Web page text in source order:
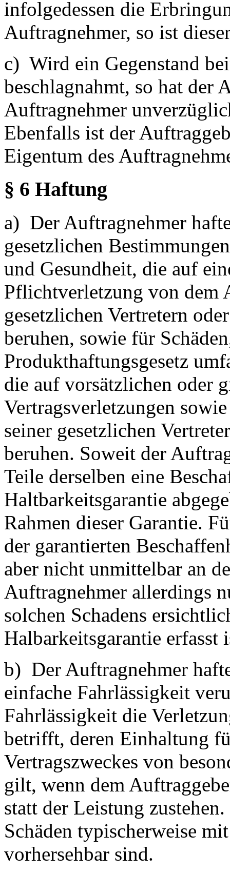
infolgedessen die
Auftragnehmer, so ist
c) Wird ein Gegenstand
beschlagnahmt, so hat der
Auftragnehmer
Ebenfalls ist der
Eigentum des
§ 6 Haftung
a) Der Auftragnehmer
gesetzlichen
und Gesundheit, die auf
Pflichtverletzung von dem
gesetzlichen Vertretern
beruhen, sowie für
Produkthaftungsgesetz
die auf vorsätzlichen oder
Vertragsverletzungen
seiner gesetzlichen
beruhen. Soweit der
Teile derselben eine
Haltbarkeitsgarantie
Rahmen dieser Garantie.
der garantierten
aber nicht unmittelbar an
Auftragnehmer allerdings
solchen Schadens
Halbarkeitsgarantie erfasst
b) Der Auftragnehmer
einfache Fahrlässigkeit
Fahrlässigkeit die
betrifft, deren Einhaltung
Vertragszweckes von
gilt, wenn dem
statt der Leistung
Schäden typischerweise
vorhersehbar sind.